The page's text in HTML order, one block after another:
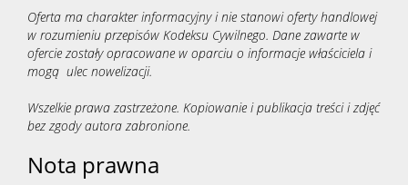
Oferta ma charakter informacyjny i nie stanowi oferty handlowej
w rozumieniu przepisów Kodeksu Cywilnego. Dane zawarte w
ofercie zostały opracowane w oparciu o informacje właściciela i
mogą ulec nowelizacji.
Wszelkie prawa zastrzeżone. Kopiowanie i publikacja treści i zdjęć
bez zgody autora zabronione.
Nota prawna